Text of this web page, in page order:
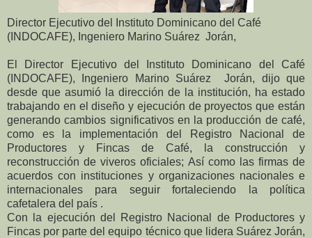
Director Ejecutivo del Instituto Dominicano del Café
(INDOCAFE), Ingeniero Marino Suárez Jorán,
El Director Ejecutivo del Instituto Dominicano del Café
(INDOCAFE), Ingeniero Marino Suárez
Jorán, dijo que
desde que asumió la dirección de la institución, ha estado
trabajando en el diseño y ejecución de proyectos que están
generando cambios significativos en la producción de café,
como es la implementación del Registro Nacional de
Productores y Fincas de Café, la construcción y
reconstrucción de viveros oficiales; Así como las firmas de
acuerdos con instituciones y organizaciones nacionales e
internacionales para seguir fortaleciendo la política
cafetalera del país .
Con la ejecución del Registro Nacional de Productores y
Fincas por parte del equipo técnico que lidera Suárez Jorán,